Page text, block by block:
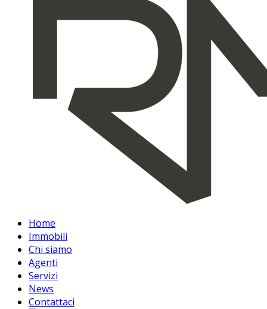
Home
Immobili
Chi siamo
Agenti
Servizi
News
Contattaci